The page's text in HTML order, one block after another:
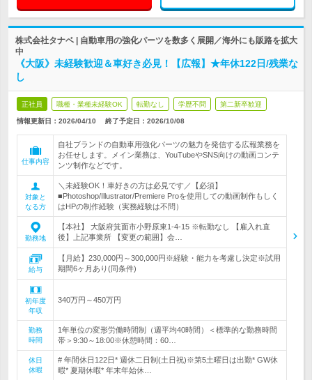
株式会社タナベ | 自動車用の強化パーツを数多く展開／海外にも販路を拡大
中
《大阪》未経験歓迎＆車好き必見！【広報】★年休122日/残業な
し
正社員 職種・業種未経験OK 転勤なし 学歴不問 第二新卒歓迎
情報更新日：2026/04/10 終了予定日： 2026/10/08
仕事内容
自社ブランドの自動車用強化パーツの魅力を発信する広報業務を
お任せします。メイン業務は、YouTubeやSNS向けの動画コンテ
ンツ制作などです。
対象と
なる方
＼未経験OK！車好きの方は必見です／【必須】
■Photoshop/Illustrator/Premiere Proを使用しての動画制作もしく
はHPの制作経験（実務経験は不問）
勤務地
【本社】 大阪府箕面市小野原東1-4-15 ※転勤なし 【雇入れ直
後】上記事業所 【変更の範囲】会…
給与
【月給】230,000円～300,000円※経験・能力を考慮し決定※試用
期間6ヶ月あり(同条件)
初年度
年収
340万円～450万円
勤務
時間
1年単位の変形労働時間制（週平均40時間）＜標準的な勤務時間
帯＞9:30～18:00※休憩時間：60…
休日
休暇
# 年間休日122日* 週休二日制(土日祝)※第5土曜日は出勤* GW休
暇* 夏期休暇* 年末年始休…